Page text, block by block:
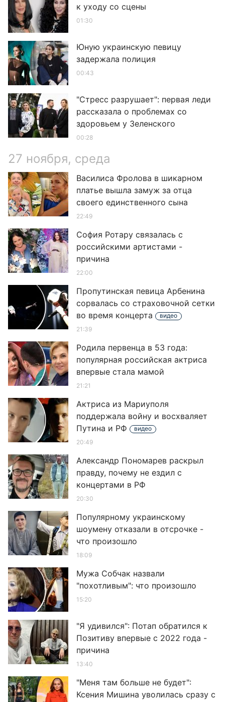
к уходу со сцены
01:30
Юную украинскую певицу
задержала полиция
00:43
"Стресс разрушает": первая леди
рассказала о проблемах со
здоровьем у Зеленского
00:28
27 ноября, среда
Василиса Фролова в шикарном
платье вышла замуж за отца
своего единственного сына
22:49
София Ротару связалась с
российскими артистами -
причина
22:00
Пропутинская певица Арбенина
сорвалась со страховочной сетки
во время концерта
видео
21:39
Родила первенца в 53 года:
популярная российская актриса
впервые стала мамой
21:21
Актриса из Мариуполя
поддержала войну и восхваляет
Путина и РФ
видео
20:49
Александр Пономарев раскрыл
правду, почему не ездил с
концертами в РФ
20:30
Популярному украинскому
шоумену отказали в отсрочке -
что произошло
18:09
Мужа Собчак назвали
"похотливым": что произошло
15:20
"Я удивился": Потап обратился к
Позитиву впервые с 2022 года -
причина
13:40
"Меня там больше не будет":
Ксения Мишина уволилась сразу с